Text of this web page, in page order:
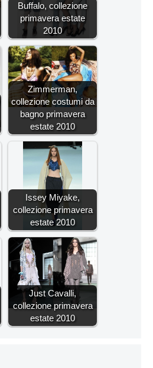
Buffalo, collezione
primavera estate
2010
Zimmerman,
collezione costumi da
bagno primavera
estate 2010
Issey Miyake,
collezione primavera
estate 2010
Just Cavalli,
collezione primavera
estate 2010